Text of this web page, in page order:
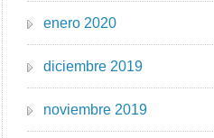
enero 2020
diciembre 2019
noviembre 2019